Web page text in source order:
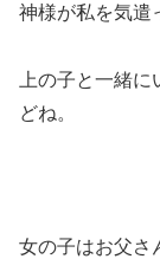
神様が私を気遣
上の子と一緒
どね。
女の子はお父さ